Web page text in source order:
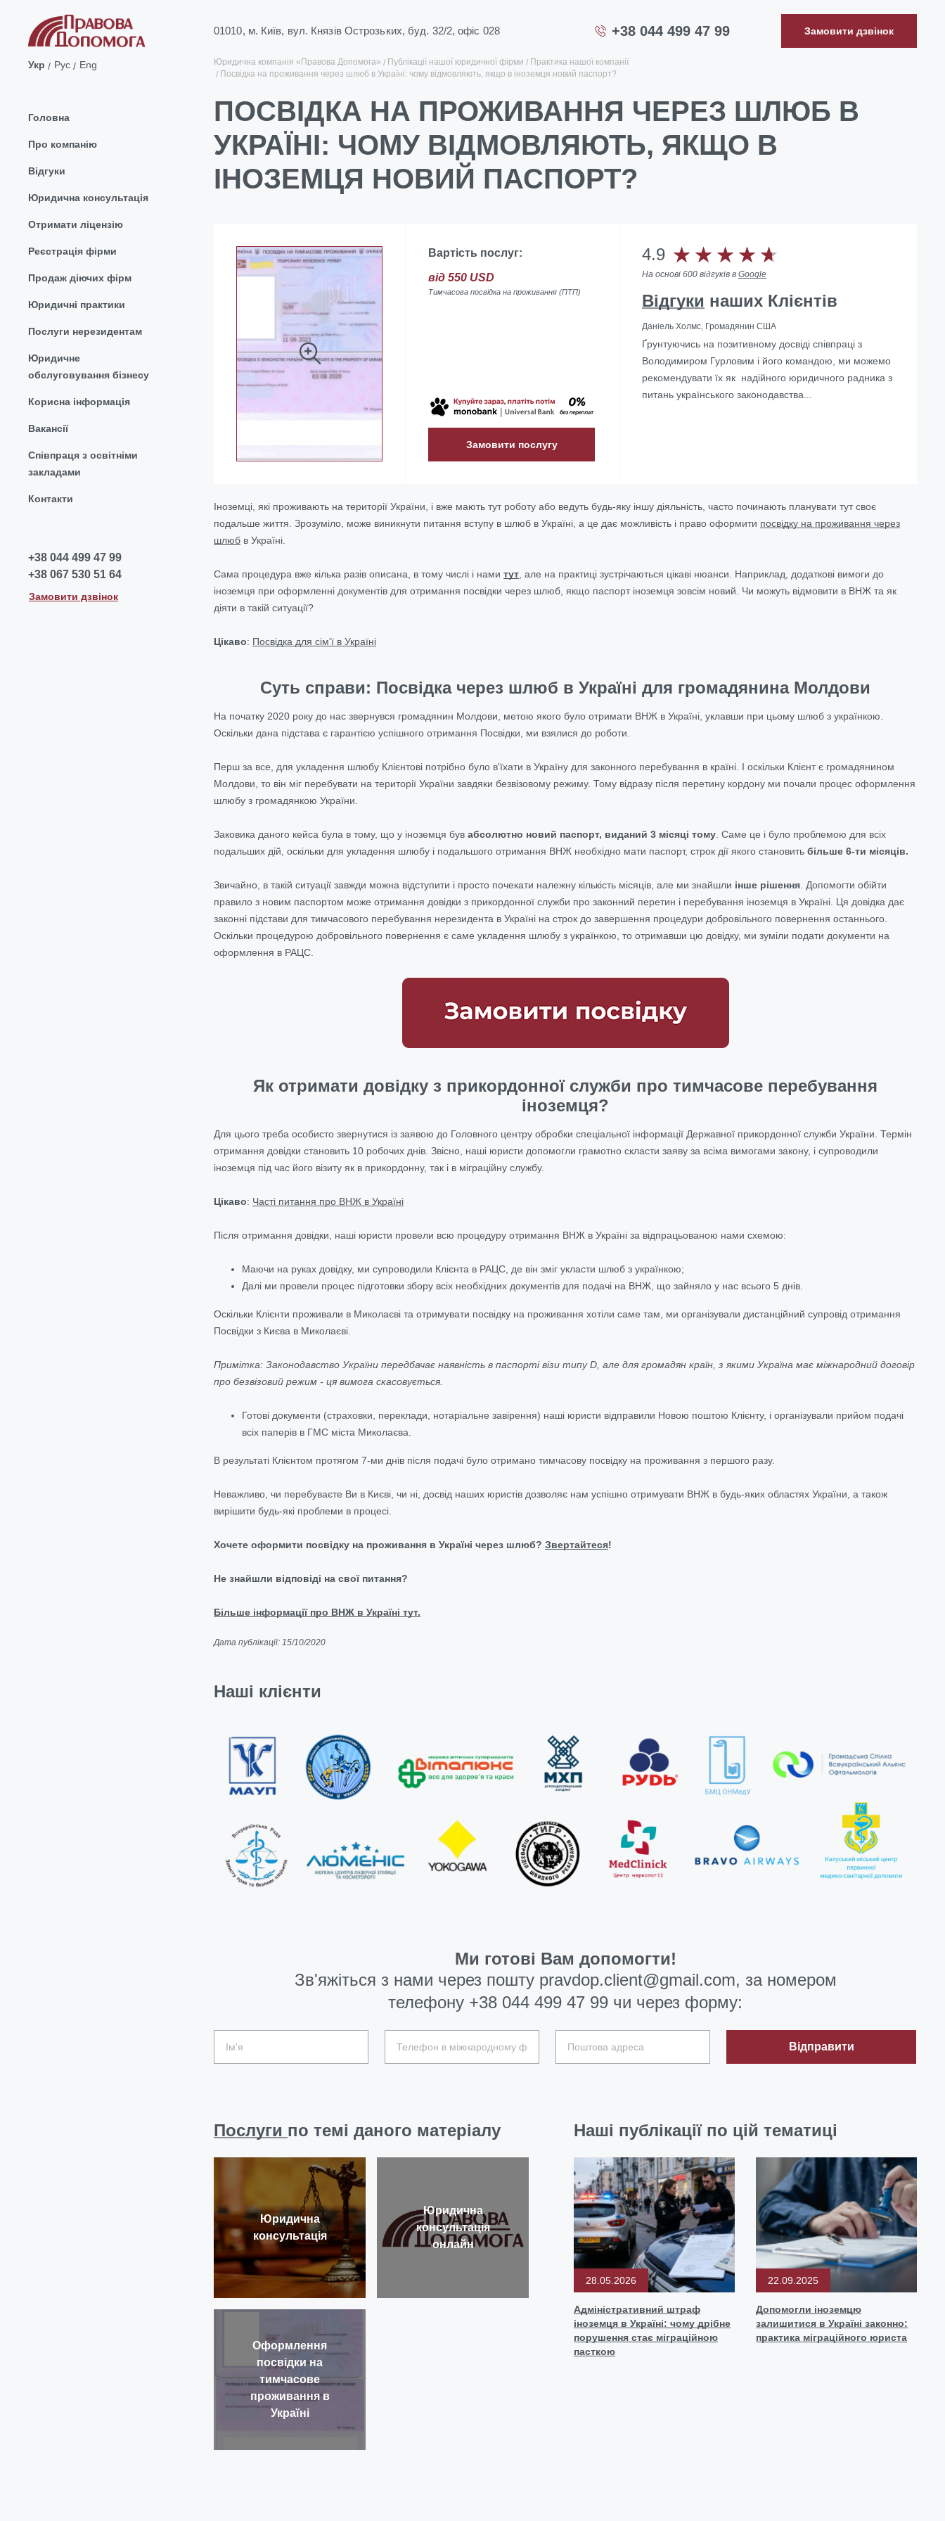
01010, м. Київ, вул. Князів Острозьких, буд. 32/2, офіс 028 +38 044 499 47 99 Замовити дзвінок
Укр Рус Eng
Головна
Про компанію
Відгуки
Юридична консультація
Отримати ліцензію
Реєстрація фірми
Продаж діючих фірм
Юридичні практики
Послуги нерезидентам
Юридичне
обслуговування бізнесу
Корисна інформація
Вакансії
Співпраця з освітніми
закладами
Контакти
+38 044 499 47 99
+38 067 530 51 64
Замовити дзвінок
Юридична компанія «Правова Допомога» Публікації нашої юридичної фірми
Практика нашої компанії
Посвідка на проживання через шлюб в Україні: чому відмовляють, якщо в іноземця новий паспорт?
ПОСВІДКА НА ПРОЖИВАННЯ ЧЕРЕЗ ШЛЮБ В
УКРАЇНІ: ЧОМУ ВІДМОВЛЯЮТЬ, ЯКЩО В
ІНОЗЕМЦЯ НОВИЙ ПАСПОРТ?
Вартість послуг:
від 550 USD
Тимчасова посвідка на проживання (ПТП)
Замовити послугу
4.9
На основі 600 відгуків в Google
Відгуки наших Клієнтів
Даніель Холмс, Громадянин США
Ґрунтуючись на позитивному досвіді співпраці з
Володимиром Гурловим і його командою, ми можемо
рекомендувати їх як надійного юридичного радника з
питань українського законодавства...
Іноземці, які проживають на території України, і вже мають тут роботу або ведуть будь-яку іншу діяльність, часто починають планувати тут своє
подальше життя. Зрозуміло, може виникнути питання вступу в шлюб в Україні, а це дає можливість і право оформити посвідку на проживання через
шлюб в Україні.
Сама процедура вже кілька разів описана, в тому числі і нами тут , але на практиці зустрічаються цікаві нюанси. Наприклад, додаткові вимоги до
іноземця при оформленні документів для отримання посвідки через шлюб, якщо паспорт іноземця зовсім новий. Чи можуть відмовити в ВНЖ та як
діяти в такій ситуації?
Цікаво: Посвідка для сім'ї в Україні
Суть справи: Посвідка через шлюб в Україні для громадянина Молдови
На початку 2020 року до нас звернувся громадянин Молдови, метою якого було отримати ВНЖ в Україні, уклавши при цьому шлюб з українкою.
Оскільки дана підстава є гарантією успішного отримання Посвідки, ми взялися до роботи.
Перш за все, для укладення шлюбу Клієнтові потрібно було в'їхати в Україну для законного перебування в країні. І оскільки Клієнт є громадянином
Молдови, то він міг перебувати на території України завдяки безвізовому режиму. Тому відразу після перетину кордону ми почали процес оформлення
шлюбу з громадянкою України.
Заковика даного кейса була в тому, що у іноземця був абсолютно новий паспорт, виданий 3 місяці тому . Саме це і було проблемою для всіх
подальших дій, оскільки для укладення шлюбу і подальшого отримання ВНЖ необхідно мати паспорт, строк дії якого становить більше 6-ти місяців.
Звичайно, в такій ситуації завжди можна відступити і просто почекати належну кількість місяців, але ми знайшли інше рішення . Допомогти обійти
правило з новим паспортом може отримання довідки з прикордонної служби про законний перетин і перебування іноземця в Україні. Ця довідка дає
законні підстави для тимчасового перебування нерезидента в Україні на строк до завершення процедури добровільного повернення останнього.
Оскільки процедурою добровільного повернення є саме укладення шлюбу з українкою, то отримавши цю довідку, ми зуміли подати документи на
оформлення в РАЦС.
Як отримати довідку з прикордонної служби про тимчасове перебування
іноземця?
Для цього треба особисто звернутися із заявою до Головного центру обробки спеціальної інформації Державної прикордонної служби України. Термін
отримання довідки становить 10 робочих днів. Звісно, наші юристи допомогли грамотно скласти заяву за всіма вимогами закону, і супроводили
іноземця під час його візиту як в прикордонну, так і в міграційну службу.
Цікаво: Часті питання про ВНЖ в Україні
Після отримання довідки, наші юристи провели всю процедуру отримання ВНЖ в Україні за відпрацьованою нами схемою:
Маючи на руках довідку, ми супроводили Клієнта в РАЦС, де він зміг укласти шлюб з українкою;
Далі ми провели процес підготовки збору всіх необхідних документів для подачі на ВНЖ, що зайняло у нас всього 5 днів.
Оскільки Клієнти проживали в Миколаєві та отримувати посвідку на проживання хотіли саме там, ми організували дистанційний супровід отримання
Посвідки з Києва в Миколаєві.
Примітка: Законодавство України передбачає наявність в паспорті візи типу D, але для громадян країн, з якими Україна має міжнародний договір
про безвізовий режим - ця вимога скасовується.
Готові документи (страховки, переклади, нотаріальне завірення) наші юристи відправили Новою поштою Клієнту, і організували прийом подачі
всіх паперів в ГМС міста Миколаєва.
В результаті Клієнтом протягом 7-ми днів після подачі було отримано тимчасову посвідку на проживання з першого разу.
Неважливо, чи перебуваєте Ви в Києві, чи ні, досвід наших юристів дозволяє нам успішно отримувати ВНЖ в будь-яких областях України, а також
вирішити будь-які проблеми в процесі.
Хочете оформити посвідку на проживання в Україні через шлюб? Звертайтеся!
Не знайшли відповіді на свої питання?
Більше інформації про ВНЖ в Україні тут.
Дата публікації: 15/10/2020
Наші клієнти
Ми готові Вам допомогти!
Зв'яжіться з нами через пошту pravdop.client@gmail.com, за номером
телефону +38 044 499 47 99 чи через форму:
Відправити
Послуги по темі даного матеріалу
Юридична
консультація
Юридична
консультація
онлайн
Оформлення
посвідки на
тимчасове
проживання в
Україні
Наші публікації по цій тематиці
28.05.2026
Адміністративний штраф
іноземця в Україні: чому дрібне
порушення стає міграційною
пасткою
22.09.2025
Допомогли іноземцю
залишитися в Україні законно:
практика міграційного юриста